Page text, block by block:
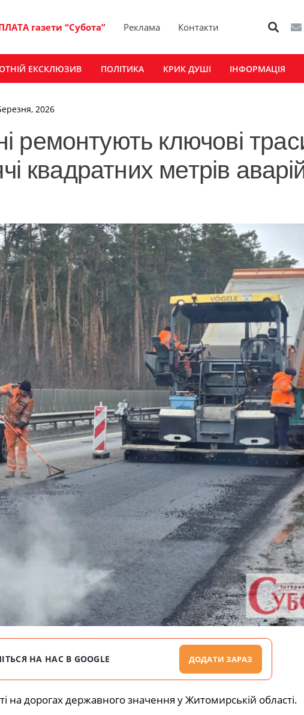
газети “Субота” Реклама Контакти
ЕКСКЛЮЗИВ ПОЛІТИКА КРИК ДУШІ ІНФОРМАЦІЯ
2026
ключові
квадратних метрів
НА НАС В GOOGLE ДОДАТИ ЗАРАЗ
на дорогах державного значення у Житомирській області.